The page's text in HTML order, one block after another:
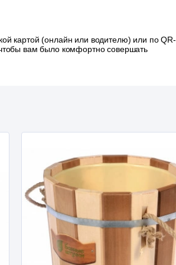
картой (онлайн или водителю) или по QR-
вам было комфортно совершать